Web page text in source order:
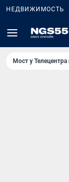
НЕДВИЖИМОСТЬ
Мост у